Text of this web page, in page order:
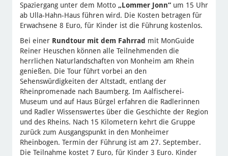
Spaziergang unter dem Motto „Lommer Jonn“um 15 Uhr
ab Ulla-Hahn-Haus führen wird. Die Kosten betragen für
Erwachsene 8 Euro, für Kinder ist die Führung kostenlos.
Bei einer Rundtour mit dem Fahrrad mit MonGuide
Reiner Heuschen können alle Teilnehmenden die
herrlichen Naturlandschaften von Monheim am Rhein
genießen. Die Tour führt vorbei an den
Sehenswürdigkeiten der Altstadt, entlang der
Rheinpromenade nach Baumberg. Im Aalfischerei-
Museum und auf Haus Bürgel erfahren die Radlerinnen
und Radler Wissenswertes über die Geschichte der Region
und des Rheins. Nach 15 Kilometern kehrt die Gruppe
zurück zum Ausgangspunkt in den Monheimer
Rheinbogen. Termin der Führung ist am 27. September.
Die Teilnahme kostet 7 Euro, für Kinder 3 Euro. Kinder